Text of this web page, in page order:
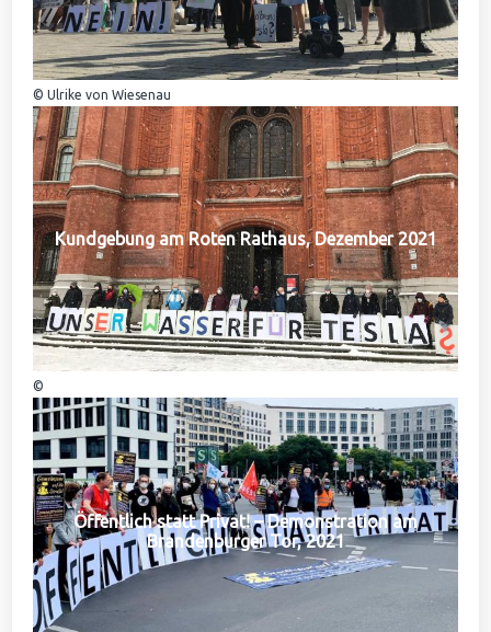
© Ulrike von Wiesenau
Kundgebung am Roten Rathaus, Dezember 2021
©
Öffentlich statt Privat! – Demonstration am
Brandenburger Tor, 2021